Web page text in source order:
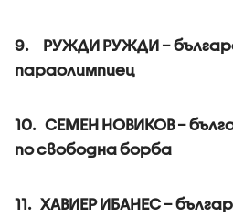
9. РУЖДИ РУЖДИ –
параолимпиец
10. СЕМЕН НОВИКОВ –
по свободна борба
11. ХАВИЕР ИБАНЕС –